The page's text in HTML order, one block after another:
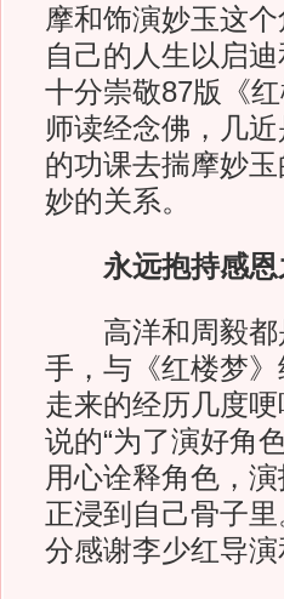
摩和饰演妙玉这
自己的人生以启
十分崇敬87版《
师读经念佛，几
的功课去揣摩妙
妙的关系。
永远抱持感恩
高洋和周毅都是
手，与《红楼梦
走来的经历几度
说的“为了演好角
用心诠释角色，
正浸到自己骨子
分感谢李少红导